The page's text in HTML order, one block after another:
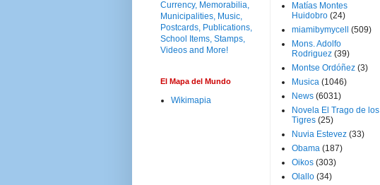
El Mapa del Mundo
Wikimapia
Matías Montes
Huidobro (24)
miamibymycell
(509)
Mons. Adolfo
Rodriguez (39)
Montse Ordóñez (3)
Musica (1046)
News (6031)
Novela El Trago de los
Tigres (25)
Nuvia Estevez (33)
Obama (187)
Oikos (303)
Olallo (34)